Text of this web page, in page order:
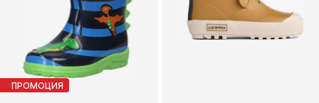
ПРОМОЦИЯ